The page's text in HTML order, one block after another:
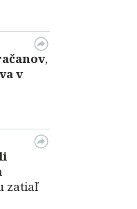
,
v
zatiaľ